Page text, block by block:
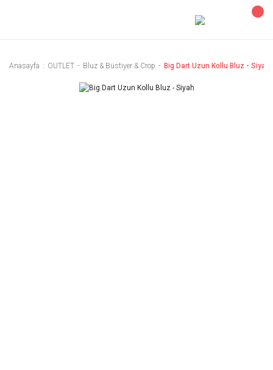
Anasayfa OUTLET Bluz & Büstiyer & Crop Big Dart Uzun Kollu Bluz - Siyah